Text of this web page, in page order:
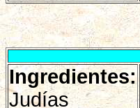
Ingredientes:
Judías